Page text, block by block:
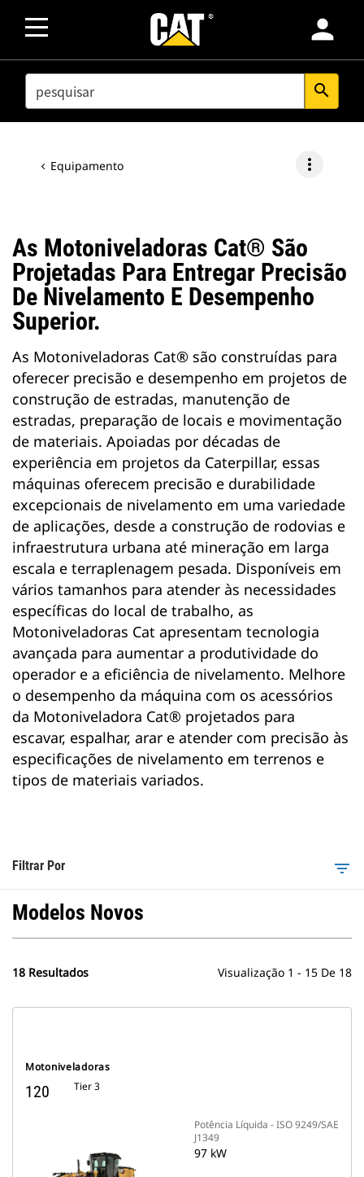
person
SEARCH search
Equipamento more_vert
As Motoniveladoras Cat® São
Projetadas Para Entregar Precisão
De Nivelamento E Desempenho
Superior.
As Motoniveladoras Cat® são construídas para
oferecer precisão e desempenho em projetos de
construção de estradas, manutenção de
estradas, preparação de locais e movimentação
de materiais. Apoiadas por décadas de
experiência em projetos da Caterpillar, essas
máquinas oferecem precisão e durabilidade
excepcionais de nivelamento em uma variedade
de aplicações, desde a construção de rodovias e
infraestrutura urbana até mineração em larga
escala e terraplenagem pesada. Disponíveis em
vários tamanhos para atender às necessidades
específicas do local de trabalho, as
Motoniveladoras Cat apresentam tecnologia
avançada para aumentar a produtividade do
operador e a eficiência de nivelamento. Melhore
o desempenho da máquina com os acessórios
da Motoniveladora Cat® projetados para
escavar, espalhar, arar e atender com precisão às
especificações de nivelamento em terrenos e
tipos de materiais variados.
Filtrar Por filter_list
Modelos Novos
18 Resultados Visualização 1 - 15 De 18
Motoniveladoras
120 Tier 3
Potência Líquida - ISO 9249/SAE
J1349
97 kW